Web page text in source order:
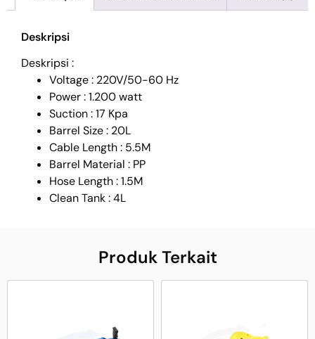
Deskripsi
Deskripsi :
Voltage : 220V/50-60 Hz
Power : 1.200 watt
Suction : 17 Kpa
Barrel Size : 20L
Cable Length : 5.5M
Barrel Material : PP
Hose Length : 1.5M
Clean Tank : 4L
Produk Terkait